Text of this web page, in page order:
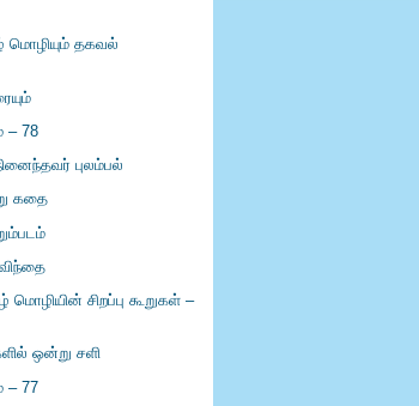
மொழியும் தகவல்
– 78
புலம்பல்
கதை
மொழியின் சிறப்பு கூறுகள் –
ஒன்று சளி
– 77